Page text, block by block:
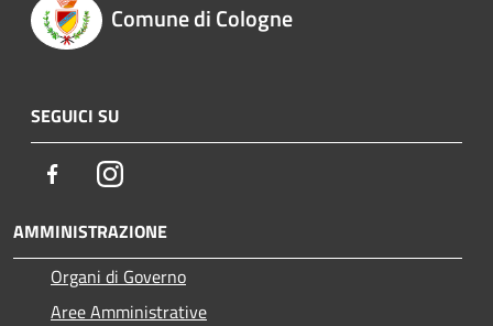
Comune di Cologne
SEGUICI SU
FacebookInstagram
AMMINISTRAZIONE
Organi di Governo
Aree Amministrative